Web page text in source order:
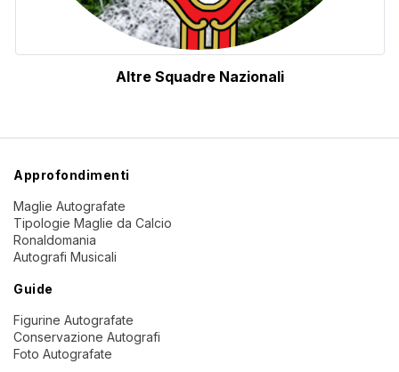
Altre Squadre Nazionali
Approfondimenti
Maglie Autografate
Tipologie Maglie da Calcio
Ronaldomania
Autografi Musicali
Guide
Figurine Autografate
Conservazione Autografi
Foto Autografate